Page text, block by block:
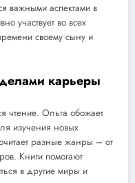
важными аспектами в
участвует во всех
своему сыну и
карьеры
чтение. Ольга обожает
изучения новых
разные жанры – от
Книги помогают
в другие миры и